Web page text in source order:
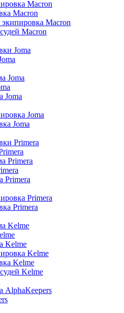
Macron
Macron
Macron
Macron
Joma
Joma
Joma
Joma
Joma
Primera
Primera
Primera
Primera
Primera
Kelme
Kelme
Kelme
Kelme
Kelme
AlphaKeepers